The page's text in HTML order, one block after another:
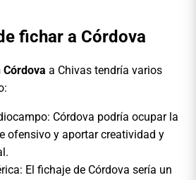
fichar a Córdova
a Chivas tendría varios
Córdova podría ocupar la
ofensivo y aportar creatividad y
El fichaje de Córdova sería un